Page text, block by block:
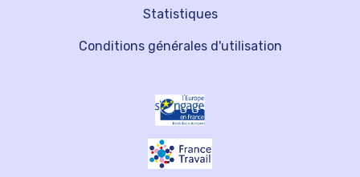
Statistiques
Conditions générales d'utilisation